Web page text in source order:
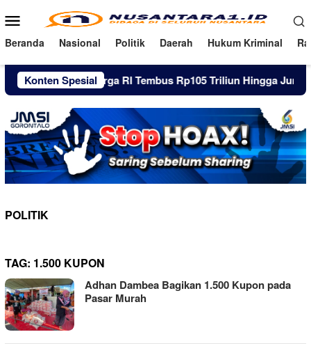
ke
konten
Menu
Mobile
Beranda Nasional Politik Daerah Hukum Kriminal
Konten Spesial
Pinjol Warga RI Tembus Rp105 Triliun Hingga Juni 2026
POLITIK
TAG: 1.500 KUPON
Adhan Dambea Bagikan 1.500 Kupon pada
Pasar Murah